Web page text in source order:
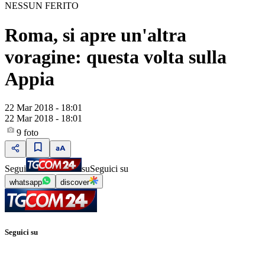
NESSUN FERITO
Roma, si apre un'altra
voragine: questa volta sulla
Appia
22 Mar 2018 - 18:01
22 Mar 2018 - 18:01
9 foto
Segui suSeguici su
whatsapp discover
Seguici su